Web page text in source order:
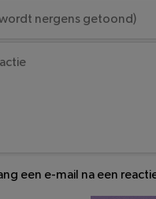
een e-mail na een